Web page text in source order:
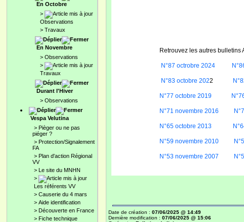
En Octobre
>
Observations
> Travaux
En Novembre
> Observations
>
Travaux
Durant l'Hiver
> Observations
Vespa Velutina
> Pièger ou ne pas
piéger ?
> Protection/Signalement
FA
> Plan d'action Régional
VV
> Le site du MNHN
>
Les référents VV
> Causerie du 4 mars
> Aide identification
> Découverte en France
> Fiche technique
Retrouvez les autres bulletins
N°87 octrobre 2024
N°83 octobre 2022
N°77 octobre 2019
N°71 novembre 2016
N°65 octobre 2013
N°59 novembre 2010
N°53 novembre 2007
Date de création : 07/06/2025 @ 14:49
Dernière modification : 07/06/2025 @ 15:06